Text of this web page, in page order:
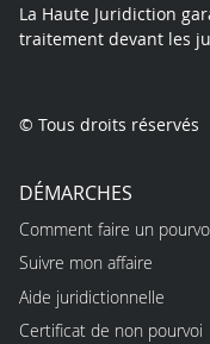
La Haute Juridiction
traitement devant les
© Tous droits réservés
DÉMARCHES
Comment faire un
Suivre mon affaire
Aide juridictionnelle
Certificat de non pourvoi